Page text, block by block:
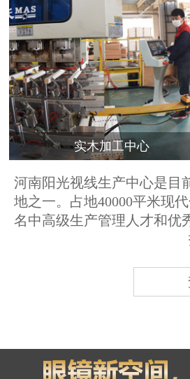
实木加工中心
河南阳光视线生产中心是目
地之一。占地40000平米现
名中高级生产管理人才和优